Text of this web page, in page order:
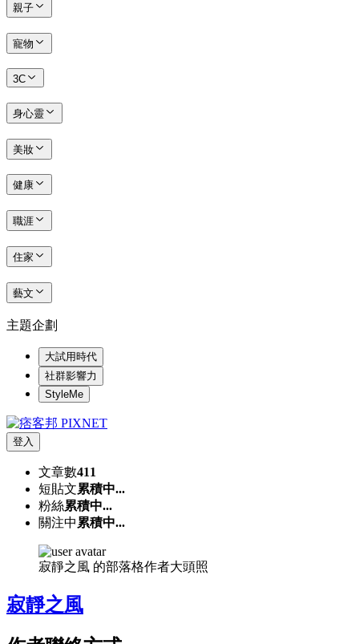
親子
寵物
3C
身心靈
美妝
健康
職涯
住家
藝文
主題企劃
大試用時代
社群影響力
StyleMe
登入
文章數411
短貼文累積中...
粉絲累積中...
關注中 累積中...
寂靜之風 的部落格作者大頭照
寂靜之風